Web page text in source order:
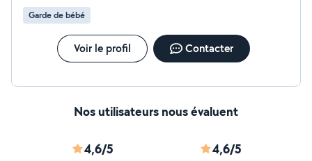
Garde de bébé
Voir le profil Contacter
Nos utilisateurs nous évaluent
4,6/5 4,6/5